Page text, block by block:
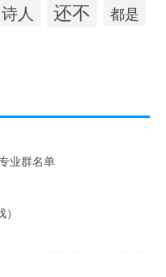
诗人 还不 都是
业群名单